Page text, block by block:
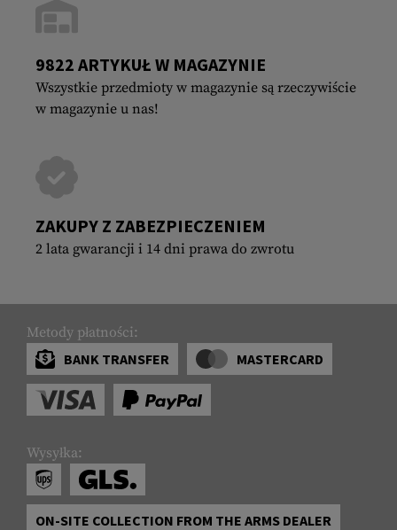
9822 ARTYKUŁ W MAGAZYNIE
Wszystkie przedmioty w magazynie są rzeczywiście
w magazynie u nas!
ZAKUPY Z ZABEZPIECZENIEM
2 lata gwarancji i 14 dni prawa do zwrotu
Metody płatności:
BANK TRANSFER
MASTERCARD
Wysyłka:
ON-SITE COLLECTION FROM THE ARMS DEALER